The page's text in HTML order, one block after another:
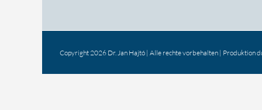
Copyright 2026 Dr. Jan Hajtó | Alle rechte vorbehalten | Produktion